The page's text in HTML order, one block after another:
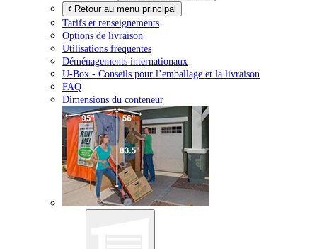
Retour au menu principal
Tarifs et renseignements
Options de livraison
Utilisations fréquentes
Déménagements internationaux
U-Box - Conseils pour l’emballage et la livraison
FAQ
Dimensions du conteneur